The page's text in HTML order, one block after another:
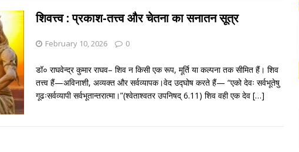
[ August 6, 2026 ] जय बोलो ‘बेईमान’ की!
आपकी बात : THINKING MATTER
[ August 5, 2026 ]
शिवत्त्व : प्रकाश-तत्त्व और चेतना का सनातन सूत्र
February 10, 2026 0
डॉ० राघवेन्द्र कुमार राघव– शिव न किसी एक रूप, मूर्ति या कल्पना तक सीमित हैं। शिव
तत्त्व हैं—अविनाशी, अव्यक्त और सर्वव्यापक।वेद उद्घोष करते हैं— “एको देवः सर्वभूतेषु
गूढःसर्वव्यापी सर्वभूतान्तरात्मा।”(श्वेताश्वतर उपनिषद् 6.11) शिव वही एक देव […]